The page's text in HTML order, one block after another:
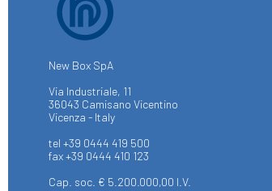
New Box SpA
Via Industriale, 11
36043 Camisano Vicentino
Vicenza - Italy
tel +39 0444 419 500
fax +39 0444 410 123
Cap. soc. € 5.200.000,00 I.V.